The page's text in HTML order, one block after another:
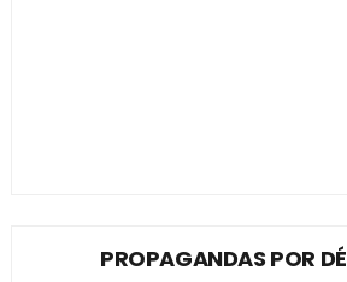
PROPAGANDAS POR